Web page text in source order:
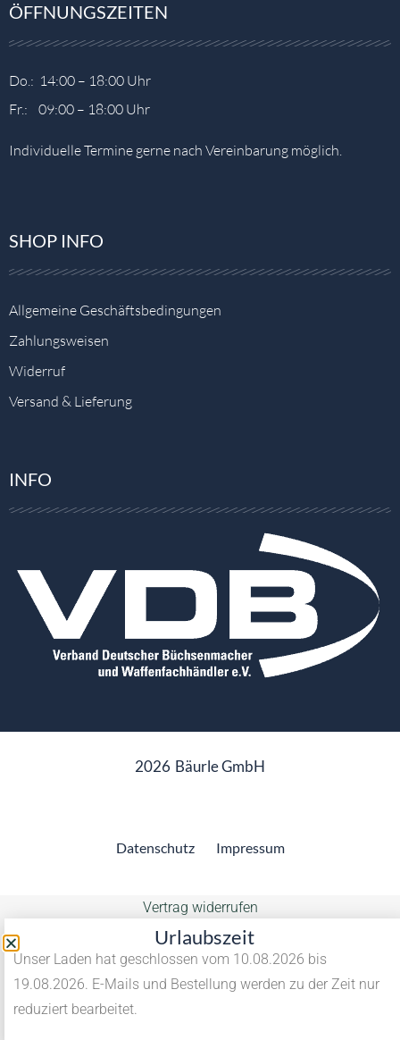
ÖFFNUNGSZEITEN
Do.: 14:00 – 18:00 Uhr
Fr.: 09:00 – 18:00 Uhr
Individuelle Termine gerne nach Vereinbarung möglich.
SHOP INFO
Allgemeine Geschäftsbedingungen
Zahlungsweisen
Widerruf
Versand & Lieferung
INFO
2026 Bäurle GmbH
Datenschutz Impressum
Vertrag widerrufen
Urlaubszeit
Unser Laden hat geschlossen vom 10.08.2026 bis
19.08.2026. E-Mails und Bestellung werden zu der Zeit nur
reduziert bearbeitet.